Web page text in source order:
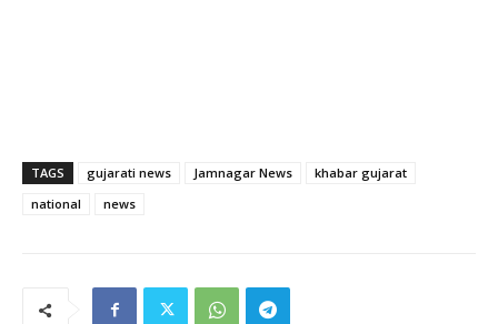
TAGS gujarati news Jamnagar News
khabar gujarat
national
news